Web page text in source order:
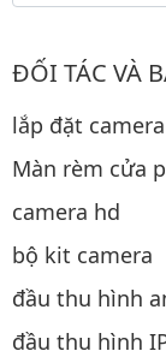
ĐỐI TÁC VÀ
lắp đặt
Màn rèm cửa
camera hd
bộ kit camera
đầu thu hình
đầu thu hình